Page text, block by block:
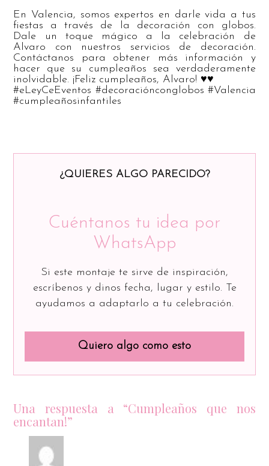
En Valencia, somos expertos en darle vida a tus
fiestas a través de la decoración con globos.
Dale un toque mágico a la celebración de
Alvaro con nuestros servicios de decoración.
Contáctanos para obtener más información y
hacer que su cumpleaños sea verdaderamente
inolvidable. ¡Feliz cumpleaños, Alvaro! ♥️♥️
#eLeyCeEventos #decoraciónconglobos #Valencia
#cumpleañosinfantiles
¿QUIERES ALGO PARECIDO?
Cuéntanos tu idea por
WhatsApp
Si este montaje te sirve de inspiración,
escríbenos y dinos fecha, lugar y estilo. Te
ayudamos a adaptarlo a tu celebración.
Quiero algo como esto
Una respuesta a “Cumpleaños que nos
encantan!”